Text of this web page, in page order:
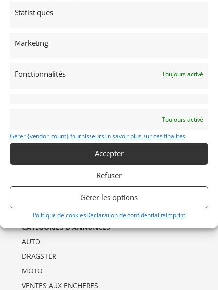
Statistiques
Marketing
Fonctionnalités Toujours activé
Toujours activé
Gérer {vendor_count} fournisseursEn savoir plus sur ces finalités
Accepter
Refuser
Gérer les options
Politique de cookiesDéclaration de confidentialitéImprint
INFORMATIONS
Déclaration de confidentialité (UE)
Politique de cookies (UE)
CATÉGORIES D’ANNONCES
AUTO
DRAGSTER
MOTO
VENTES AUX ENCHERES